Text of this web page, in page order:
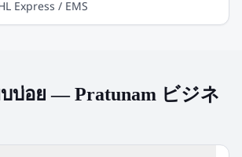
Express / EMS
บ่อย — Pratunam ビジネ